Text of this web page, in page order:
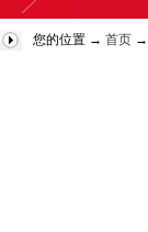
您的位置 → 首页 →